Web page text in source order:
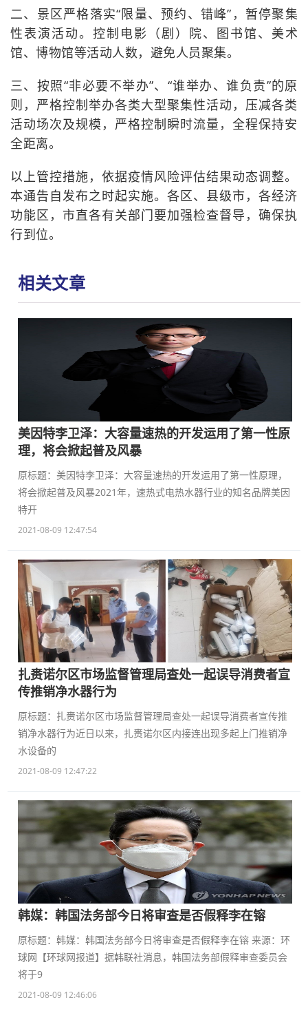
二、景区严格落实“限量、预约、错峰”，暂停聚集
性表演活动。控制电影（剧）院、图书馆、美术
馆、博物馆等活动人数，避免人员聚集。
三、按照“非必要不举办”、“谁举办、谁负责”的原
则，严格控制举办各类大型聚集性活动，压减各类
活动场次及规模，严格控制瞬时流量，全程保持安
全距离。
以上管控措施，依据疫情风险评估结果动态调整。
本通告自发布之时起实施。各区、县级市，各经济
功能区，市直各有关部门要加强检查督导，确保执
行到位。
相关文章
美因特李卫泽：大容量速热的开发运用了第一性原
理，将会掀起普及风暴
原标题：美因特李卫泽：大容量速热的开发运用了第一性原理，
将会掀起普及风暴2021年，速热式电热水器行业的知名品牌美因
特开
2021-08-09 12:47:54
扎赉诺尔区市场监督管理局查处一起误导消费者宣
传推销净水器行为
原标题：扎赉诺尔区市场监督管理局查处一起误导消费者宣传推
销净水器行为近日以来，扎赉诺尔区内接连出现多起上门推销净
水设备的
2021-08-09 12:47:22
韩媒：韩国法务部今日将审查是否假释李在镕
原标题：韩媒：韩国法务部今日将审查是否假释李在镕 来源：环
球网【环球网报道】据韩联社消息，韩国法务部假释审查委员会
将于9
2021-08-09 12:46:06